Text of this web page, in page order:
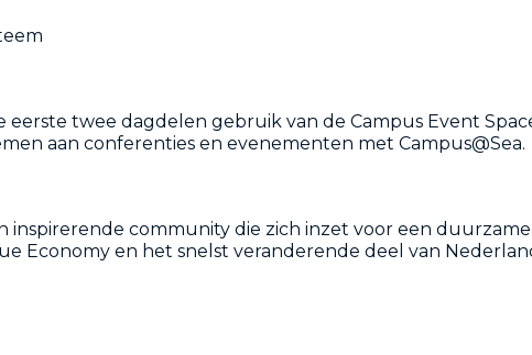
eerste twee dagdelen gebruik van de Campus Event
aan conferenties en evenementen met Campus@Sea.
inspirerende community die zich inzet voor een
Economy en het snelst veranderende deel van